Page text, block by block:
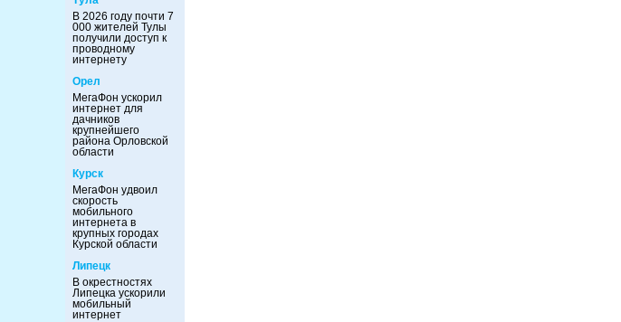
В 2026 году почти 7
000 жителей Тулы
получили доступ к
проводному
интернету
Орел
МегаФон ускорил
интернет для
дачников
крупнейшего
района Орловской
области
Курск
МегаФон удвоил
скорость
мобильного
интернета в
крупных городах
Курской области
Липецк
В окрестностях
Липецка ускорили
мобильный
интернет